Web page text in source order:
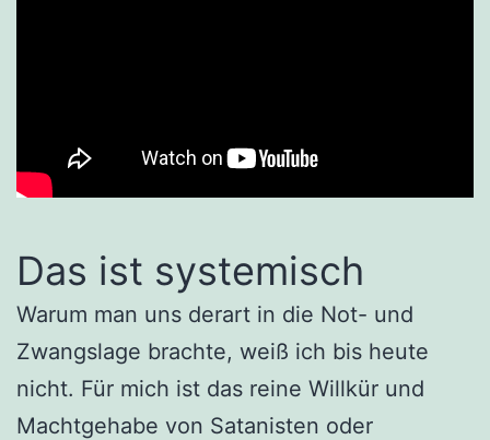
Das ist systemisch
Warum man uns derart in die Not- und
Zwangslage brachte, weiß ich bis heute
nicht. Für mich ist das reine Willkür und
Machtgehabe von Satanisten oder